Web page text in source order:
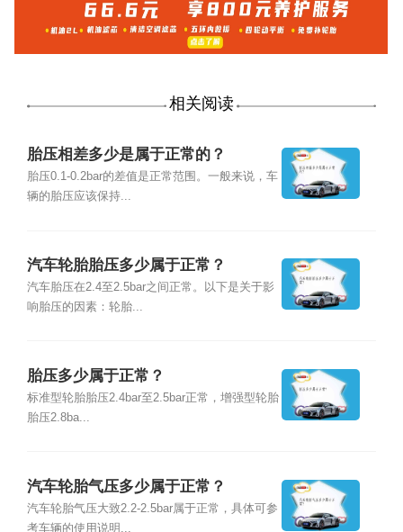
相关阅读
胎压相差多少是属于正常的？
胎压0.1-0.2bar的差值是正常范围。一般来说，车
辆的胎压应该保持...
汽车轮胎胎压多少属于正常？
汽车胎压在2.4至2.5bar之间正常。以下是关于影
响胎压的因素：轮胎...
胎压多少属于正常？
标准型轮胎胎压2.4bar至2.5bar正常，增强型轮胎
胎压2.8ba...
汽车轮胎气压多少属于正常？
汽车轮胎气压大致2.2-2.5bar属于正常，具体可参
考车辆的使用说明...